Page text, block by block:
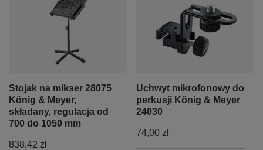
Stojak na mikser 28075
König & Meyer,
składany, regulacja od
700 do 1050 mm
838,42 zł
Uchwyt mikrofonowy do
perkusji König & Meyer
24030
74,00 zł